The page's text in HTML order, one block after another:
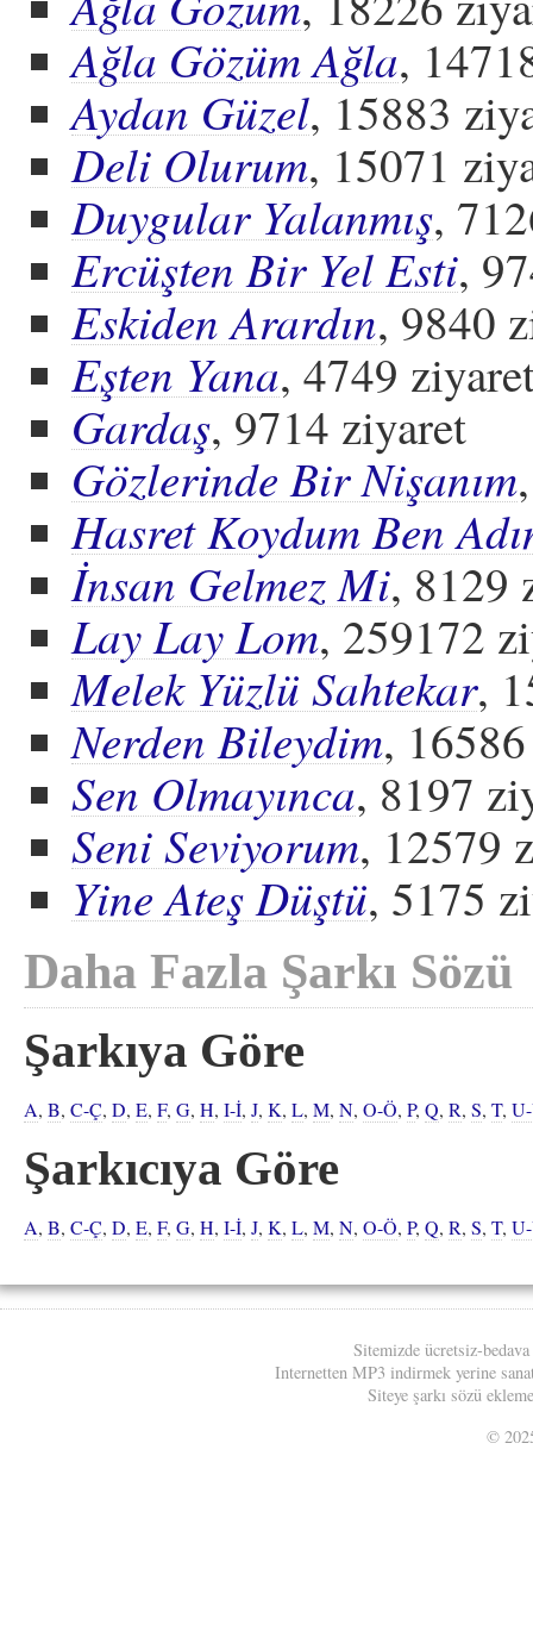
Ağla Gözüm Ağla,
Aydan Güzel, 15883
Deli Olurum, 15071
Duygular Yalanmış,
Ercüşten Bir Yel Esti,
Eskiden Arardın, 9840
Eşten Yana, 4749
Gardaş, 9714 ziyaret
Gözlerinde Bir Nişanım
Hasret Koydum Ben
İnsan Gelmez Mi, 8129
Lay Lay Lom, 259172
Melek Yüzlü Sahtekar,
Nerden Bileydim,
Sen Olmayınca, 8197
Seni Seviyorum, 12579
Yine Ateş Düştü, 5175
Daha Fazla Şarkı Sözü
Şarkıya Göre
A, B, C-Ç, D, E, F, G, H, I-İ, J, K, L, M, N, O-Ö, P, Q, R, S, T,
Şarkıcıya Göre
A, B, C-Ç, D, E, F, G, H, I-İ, J, K, L, M, N, O-Ö, P, Q, R, S, T,
Sitemizde ücretsiz-
Internetten MP3 indirmek yerine
Siteye şarkı sözü
©